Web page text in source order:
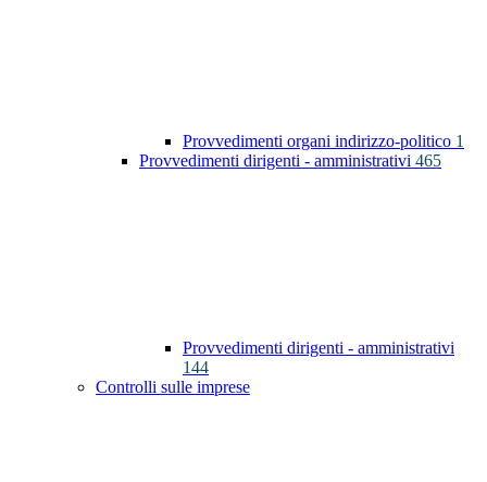
Provvedimenti organi indirizzo-politico 1
Provvedimenti dirigenti - amministrativi 465
Provvedimenti dirigenti - amministrativi
144
Controlli sulle imprese